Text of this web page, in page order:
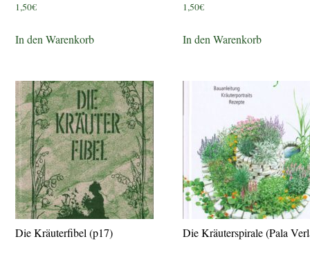
1,50€
In den Warenkorb
1,50€
In den Warenkorb
Die Kräuterfibel (p17) Die Kräuterspirale (Pala